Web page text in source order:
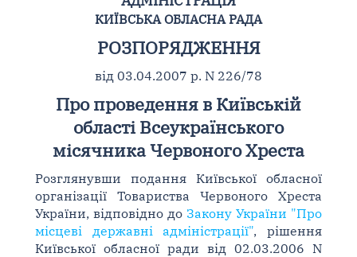
КИЇВСЬКА ОБЛАСНА РАДА
РОЗПОРЯДЖЕННЯ
від 03.04.2007 р. N 226/78
Про проведення в Київській
області Всеукраїнського
місячника Червоного Хреста
Розглянувши подання Київської обласної
організації Товариства Червоного Хреста
України, відповідно до Закону України "Про
місцеві державні адміністрації", рішення
Київської обласної ради від 02.03.2006 N